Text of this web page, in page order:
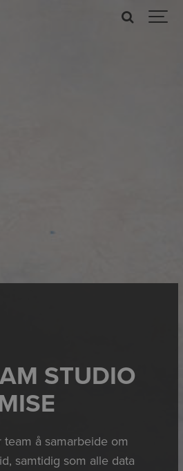
STUDIO
å samarbeide om
samtidig som alle data